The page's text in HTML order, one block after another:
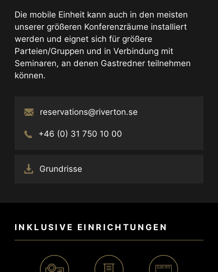
Die mobile Einheit kann auch in den meisten
unserer größeren Konferenzräume installiert
werden und eignet sich für größere
Parteien/Gruppen und in Verbindung mit
Seminaren, an denen Gastredner teilnehmen
können.
reservations@riverton.se
+46 (0) 31 750 10 00
Grundrisse
INKLUSIVE EINRICHTUNGEN